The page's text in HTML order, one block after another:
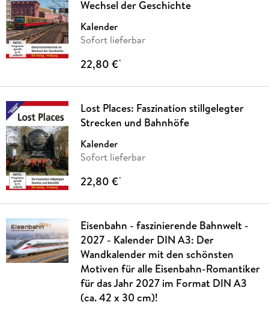
Wechsel der Geschichte
Kalender
Sofort lieferbar
22,80 €*
Lost Places: Faszination stillgelegter
Strecken und Bahnhöfe
Kalender
Sofort lieferbar
22,80 €*
Eisenbahn - faszinierende Bahnwelt -
2027 - Kalender DIN A3: Der
Wandkalender mit den schönsten
Motiven für alle Eisenbahn-Romantiker
für das Jahr 2027 im Format DIN A3
(ca. 42 x 30 cm)!